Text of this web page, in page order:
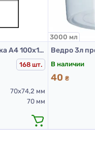
Самоклеящаяся этикетка А4 100х12 (70х74,2)
168 шт.
70х74,2 мм
70 мм
3000 мл
В наличии
40₴